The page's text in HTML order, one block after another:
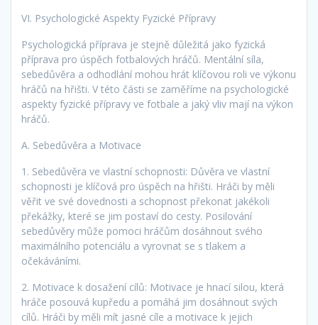
VI. Psychologické Aspekty Fyzické Přípravy
Psychologická příprava je stejně důležitá jako fyzická
příprava pro úspěch fotbalových hráčů. Mentální síla,
sebedůvěra a odhodlání mohou hrát klíčovou roli ve výkonu
hráčů na hřišti. V této části se zaměříme na psychologické
aspekty fyzické přípravy ve fotbale a jaký vliv mají na výkon
hráčů.
A. Sebedůvěra a Motivace
1. Sebedůvěra ve vlastní schopnosti: Důvěra ve vlastní
schopnosti je klíčová pro úspěch na hřišti. Hráči by měli
věřit ve své dovednosti a schopnost překonat jakékoli
překážky, které se jim postaví do cesty. Posilování
sebedůvěry může pomoci hráčům dosáhnout svého
maximálního potenciálu a vyrovnat se s tlakem a
očekáváními.
2. Motivace k dosažení cílů: Motivace je hnací silou, která
hráče posouvá kupředu a pomáhá jim dosáhnout svých
cílů. Hráči by měli mít jasné cíle a motivace k jejich